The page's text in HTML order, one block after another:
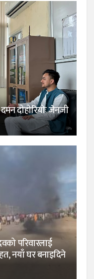
दोहोरियोः जेनजी
परिवारलाई
नयाँ घर बनाइदिने